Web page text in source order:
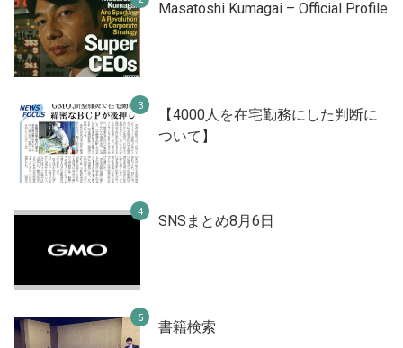
Masatoshi Kumagai – Official Profile
【4000人を在宅勤務にした判断に
ついて】
SNSまとめ8月6日
書籍検索